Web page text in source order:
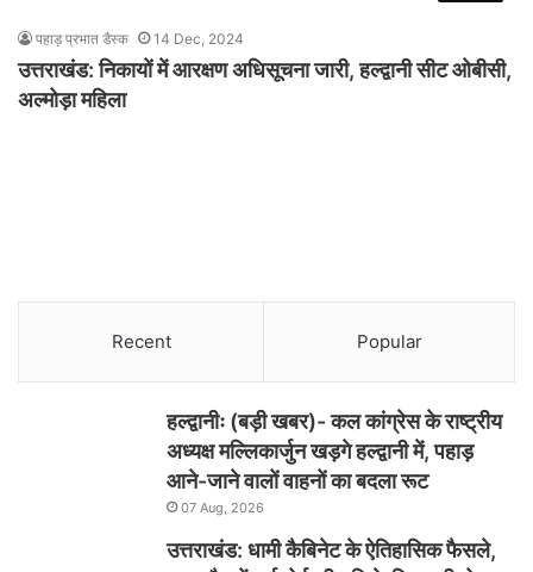
पहाड़ प्रभात डैस्क 14 Dec, 2024
उत्तराखंड: निकायों में आरक्षण अधिसूचना जारी, हल्द्वानी सीट ओबीसी,
अल्मोड़ा महिला
Recent Popular
हल्द्वानीः (बड़ी खबर)- कल कांग्रेस के राष्ट्रीय
अध्यक्ष मल्लिकार्जुन खड़गे हल्द्वानी में, पहाड़
आने-जाने वालों वाहनों का बदला रूट
07 Aug, 2026
उत्तराखंड: धामी कैबिनेट के ऐतिहासिक फैसले,